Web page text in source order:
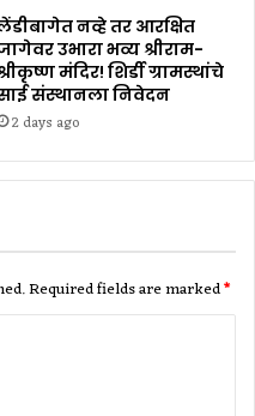
नव्हे तर आरक्षित
उभारा भव्य श्रीराम-
मंदिर! शिर्डी ग्रामस्थांचे
संस्थानला निवेदन
2 days ago
Required fields are marked*